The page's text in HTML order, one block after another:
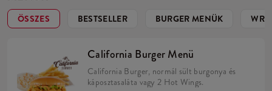
ÖSSZES BESTSELLER BURGER MENÜK
California Burger Menü
California Burger, normál sült burgonya és
káposztasaláta vagy 2 Hot Wings.